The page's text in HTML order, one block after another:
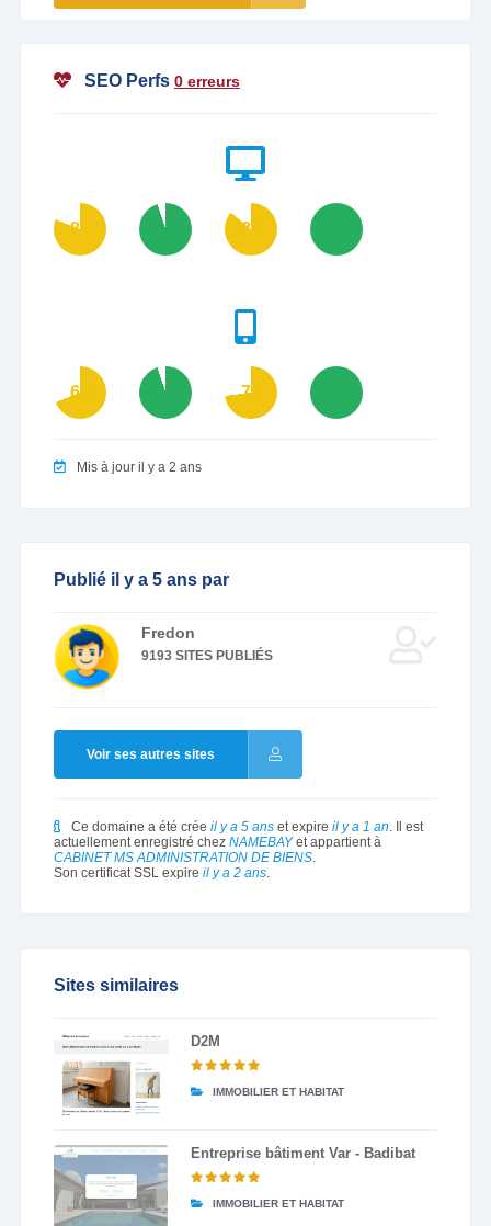
SEO Perfs 0 erreurs
81 95 86
69 95 73
Mis à jour il y a 2 ans
Publié il y a 5 ans par
Fredon
9193 SITES PUBLIÉS
Voir ses autres sites
Ce domaine a été crée il y a 5 anset expire il y a 1 an. Il est
actuellement enregistré chez NAMEBAYet appartient à
CABINET MS ADMINISTRATION DE BIENS.
Son certificat SSL expire il y a 2 ans.
Sites similaires
D2M
IMMOBILIER ET HABITAT
Entreprise bâtiment Var - Badibat
IMMOBILIER ET HABITAT